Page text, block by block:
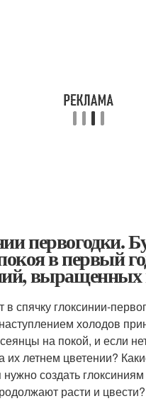
первогодки.
в первый
выращенных
в спячку глоксинии-
холодов
на покой, и если
их летнем цветении?
создать
расти и цвести?